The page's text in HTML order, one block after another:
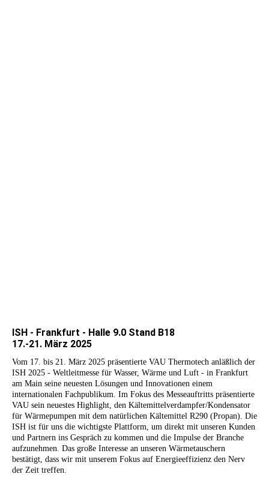
ISH - Frankfurt - Halle 9.0 Stand B18
17.-21. März 2025
Vom 17. bis 21. März 2025 präsentierte VAU Thermotech anläßlich der
ISH 2025 - Weltleitmesse für Wasser, Wärme und Luft - in Frankfurt
am Main seine neuesten Lösungen und Innovationen einem
internationalen Fachpublikum. Im Fokus des Messeauftritts präsentierte
VAU sein neuestes Highlight, den Kältemittelverdampfer/Kondensator
für Wärmepumpen mit dem natürlichen Kältemittel R290 (Propan). Die
ISH ist für uns die wichtigste Plattform, um direkt mit unseren Kunden
und Partnern ins Gespräch zu kommen und die Impulse der Branche
aufzunehmen. Das große Interesse an unseren Wärmetauschern
bestätigt, dass wir mit unserem Fokus auf Energieeffizienz den Nerv
der Zeit treffen.